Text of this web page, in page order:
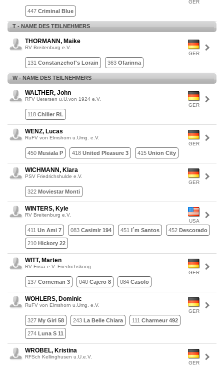
GER
447 Criminal Blue
T - NAME DES TEILNEHMERS
GER
THORMANN, Maike
RV Breitenburg e.V.
131 Constanzehof's Lorain 363 Ofarinna
W - NAME DES TEILNEHMERS
GER
WALTHER, John
RFV Uetersen u.U.von 1924 e.V.
118 Chiller RL
GER
WENZ, Lucas
RuFV von Elmshorn u.Umg. e.V.
450 Musiala P 418 United Pleasure 3 415 Union City
GER
WICHMANN, Klara
PSV Friedrichshulde e.V.
322 Moviestar Monti
USA
WINTERS, Kyle
RV Breitenburg e.V.
411 Un Ami 7 083 Casimir 194 451 I´m Santos 452 Descorado
210 Hickory 22
GER
WITT, Marten
RV Frisia e.V. Friedrichskoog
137 Corneman 3 040 Cajero 8 084 Casolo
GER
WOHLERS, Dominic
RuFV von Elmshorn u.Umg. e.V.
327 My Girl 58 243 La Belle Chiara 111 Charmeur 492
274 Luna S 11
GER
WROBEL, Kristina
RFSch Kellinghusen u.U.e.V.